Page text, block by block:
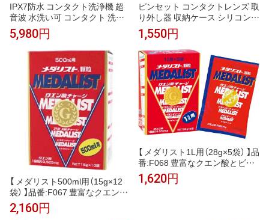
IPX7防水 コンタクト洗浄機 超
音波 水洗い可 コンタクト 洗浄
器 自動 洗浄 花粉 コンタクトケ
ースケア クリーニングボックス
ミニ タンパク 充電式 カラコン
洗浄機 コンタクトレンズ クリー
ナー 携帯型 振動 小型 カラコン
蛋白 超音波洗浄機
5,980円
ピンセット コンタクトレンズ 取
り外し器 収納ケース シリコン
つけはずし 柔らか 装着器具 3個
セット 衛生的 出張 旅行 携帯便
利 応急 コンパクト 送料無料
1,550円
【 メダリスト500ml用（15g×12
袋） 】品番:F067 豊富なクエン酸
とビタミン、ミネラルなど約40
種類の栄養を配合！ 熱中症対策
2,160円
【 メダリスト1L用（28g×5袋） 】品
番:F068 豊富なクエン酸とビタ
ミン、ミネラルなど約40種類の
栄養を配合！ 熱中症対策
1,620円